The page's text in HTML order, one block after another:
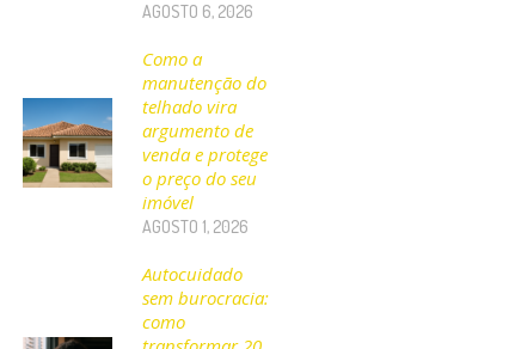
AGOSTO 6, 2026
Como a
manutenção do
telhado vira
argumento de
venda e protege
o preço do seu
imóvel
AGOSTO 1, 2026
Autocuidado
sem burocracia:
como